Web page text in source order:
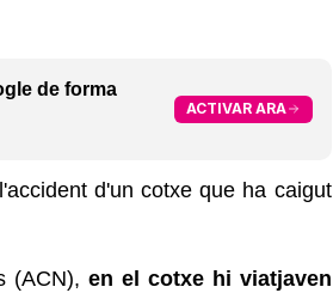
de forma
ACTIVAR ARA
d'un cotxe que ha caigut
(ACN),en el cotxe hi viatjaven